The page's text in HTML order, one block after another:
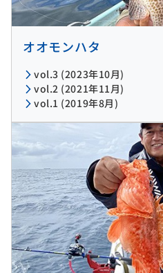
オオモンハタ
vol.3 (2023年10月)
vol.2 (2021年11月)
vol.1 (2019年8月)